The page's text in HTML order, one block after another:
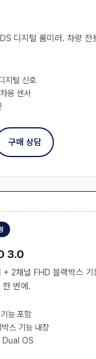
디지털 룸미러. 차량 전
지털 신호
용 센서
구매 상담
3.0
2채널 FHD 블랙박스 기
한 번에.
능 포함
스 기능 내장
Dual OS